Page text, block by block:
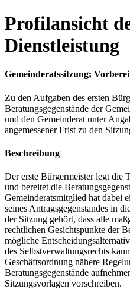
Profilansicht
Dienstleistung
Gemeinderatssitzung;
Zu den Aufgaben des ersten
Beratungsgegenstände der
und den Gemeinderat unter
angemessener Frist zu den
Beschreibung
Der erste Bürgermeister legt die
und bereitet die
Gemeinderatsmitglied hat dabei
seines Antragsgegenstandes in
der Sitzung gehört, dass alle
rechtlichen Gesichtspunkte der
mögliche
des Selbstverwaltungsrechts
Geschäftsordnung nähere
Beratungsgegenstände
Sitzungsvorlagen vorschreiben.